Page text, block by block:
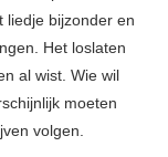
liedje bijzonder en
Het loslaten
al wist. Wie wil
moeten
volgen.